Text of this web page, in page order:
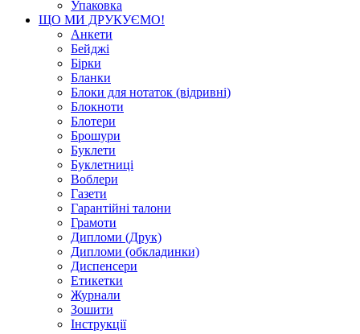
Упаковка
ЩО МИ ДРУКУЄМО!
Анкети
Бейджі
Бірки
Бланки
Блоки для нотаток (відривні)
Блокноти
Блотери
Брошури
Буклети
Буклетниці
Воблери
Газети
Гарантійні талони
Грамоти
Дипломи (Друк)
Дипломи (обкладинки)
Диспенсери
Етикетки
Журнали
Зошити
Інструкції